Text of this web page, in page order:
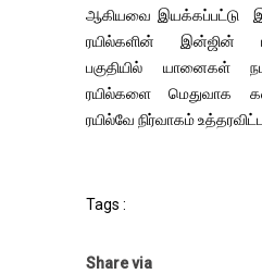
ஆகியவை இயக்கப்பட்டு
ரயில்களின் இன்ஜின்
பகுதியில் யானைகள்
ரயில்களை மெதுவாக
ரயில்வே நிர்வாகம்
Tags :
Share via